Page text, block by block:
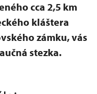
cca 2,5 km
kláštera
zámku, vás
stezka.